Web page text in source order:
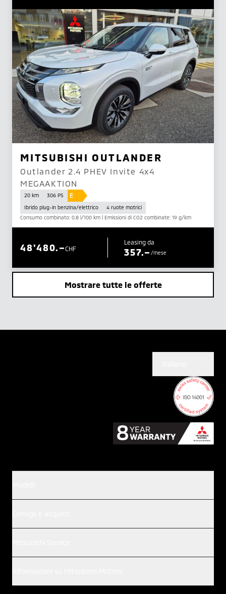
MITSUBISHI OUTLANDER
Outlander 2.4 PHEV Invite 4x4
MEGAAKTION
20 km 306 PS E
Ibrido plug-in benzina/elettrico
4 ruote motrici
Consumo combinato: 0.8 l/100 km | Emissioni di CO2 combinate: 19 g/km
CHF
48'480.– Leasing da
357.–/mese
Mostrare tutte le offerte